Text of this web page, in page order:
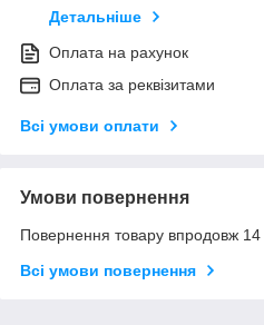
Детальніше
Оплата на рахунок
Оплата за реквізитами
Всі умови оплати
Умови повернення
Повернення товару впродовж 14
Всі умови повернення